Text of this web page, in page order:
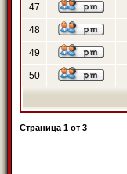
47
48
49
50
Страница 1 от 3